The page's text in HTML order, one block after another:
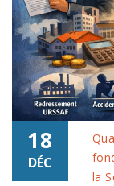
18
DÉC
la